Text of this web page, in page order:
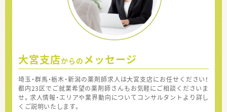
大宮支店からの メッセージ
埼玉・群馬・栃木・新潟の薬剤師求人は大宮支店にお任せください！
都内23区でご就業希望の薬剤師さんもお気軽にご相談くださいま
せ。求人情報・エリアや業界動向についてコンサルタントより詳し
くご説明いたします。